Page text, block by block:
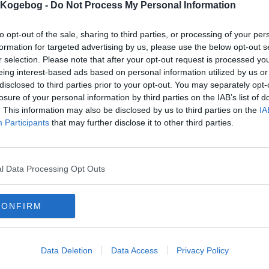
- Do Not Process My Personal Information
opt-out of the sale, sharing to third parties, or processing of your
for targeted advertising by us, please use the below opt-out
selection. Please note that after your opt-out request is processed
interest-based ads based on personal information utilized by us
to third parties prior to your opt-out. You may separately
of your personal information by third parties on the IAB’s list of
This information may also be disclosed by us to third parties on the
Participants that may further disclose it to other third parties.
Data Processing Opt Outs
Data Deletion Data Access Privacy Policy
stillede spørgsmål om smilende æg (FAQ)
lang tid skal et smilende æg have​?
æg skal koge i ca. 7 min, hvis der er tale om et M/L størrelse æg. Et
er et smilende æg​?
æg er en blanding mellem et hårdkogt og et blødkogt æg.
hedder det smilende æg​?
et smilende æg fordi ægget ”smiler” når man åbner ægget. Blommen
er vist 327253 gange,
udskrevet 368 gange.
af denne opskrift:
63stemmer)
1
2 3 4